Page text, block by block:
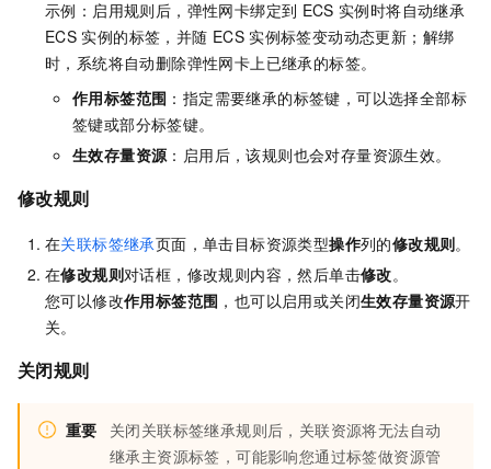
示例：启用规则后，弹性网卡绑定到 ECS 实例时将自动继承
ECS 实例的标签，并随 ECS 实例标签变动动态更新；解绑
时，系统将自动删除弹性网卡上已继承的标签。
作用标签范围 ：指定需要继承的标签键，可以选择全部标
签键或部分标签键。
生效存量资源 ：启用后，该规则也会对存量资源生效。
修改规则
在关联标签继承页面，单击目标资源类型操作列的修改规则。
在修改规则对话框，修改规则内容，然后单击修改。
您可以修改作用标签范围 ，也可以启用或关闭生效存量资源开
关。
关闭规则
重要
关闭关联标签继承规则后，关联资源将无法自动
继承主资源标签，可能影响您通过标签做资源管